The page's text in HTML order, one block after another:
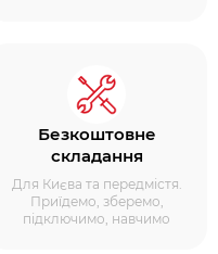
Безкоштовне
складання
Для Києва та передмістя.
Приїдемо, зберемо,
підключимо, навчимо